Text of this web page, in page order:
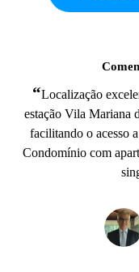
“Localização
estação Vila Mariana
facilitando o acesso
Condomínio com